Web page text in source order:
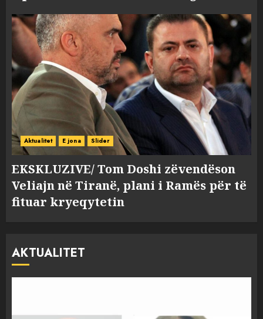
Aktualitet E jona Slider
EKSKLUZIVE/ Tom Doshi zëvendëson
Veliajn në Tiranë, plani i Ramës për të
fituar kryeqytetin
AKTUALITET